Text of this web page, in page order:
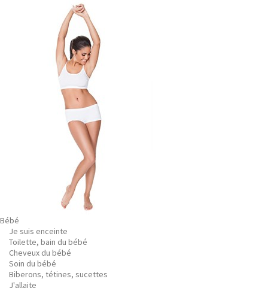
Bébé
Je suis enceinte
Toilette, bain du bébé
Cheveux du bébé
Soin du bébé
Biberons, tétines, sucettes
J'allaite